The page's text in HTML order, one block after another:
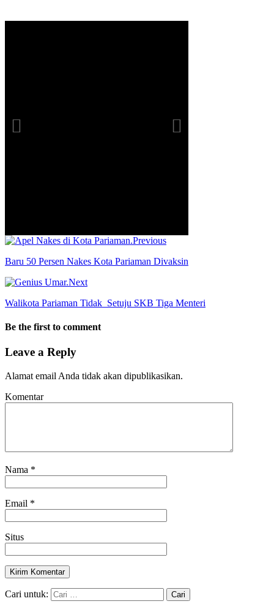
Previous
Baru 50 Persen Nakes Kota Pariaman Divaksin
Next
Walikota Pariaman Tidak Setuju SKB Tiga Menteri
Be the first to comment
Leave a Reply
Alamat email Anda tidak akan dipublikasikan.
Komentar
Nama *
Email *
Situs
Cari untuk: